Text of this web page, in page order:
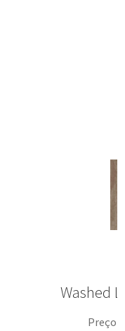
Washed
Preço